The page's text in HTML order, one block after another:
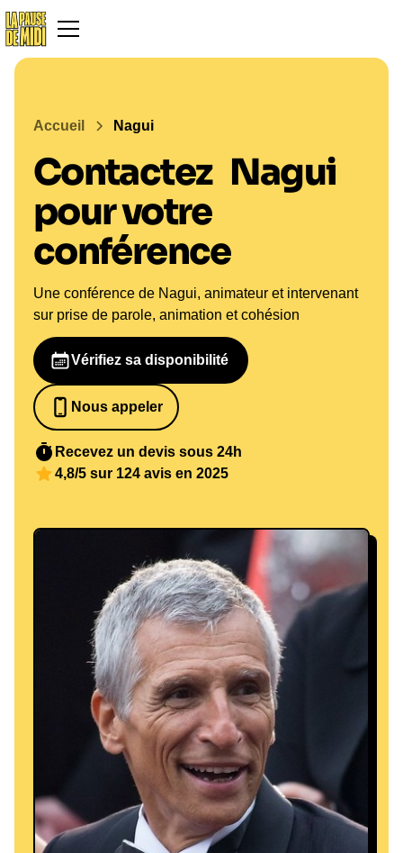
Accueil Nagui
Contactez Nagui
pour votre
conférence
Une conférence de Nagui, animateur et intervenant
sur prise de parole, animation et cohésion
Vérifiez sa disponibilité
Nous appeler
0652698481
Recevez un devis sous 24h
4,8/5 sur 124 avis en 2025